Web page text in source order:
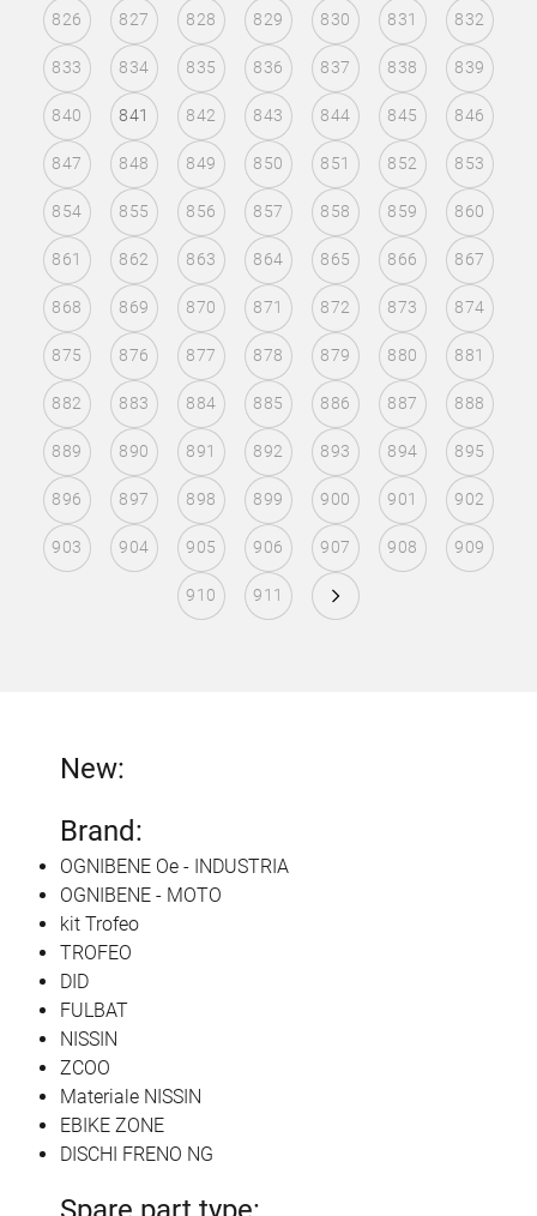
826 827 828 829 830 831 832
833 834 835 836 837 838 839
840 841 842 843 844 845 846
847 848 849 850 851 852 853
854 855 856 857 858 859 860
861 862 863 864 865 866 867
868 869 870 871 872 873 874
875 876 877 878 879 880 881
882 883 884 885 886 887 888
889 890 891 892 893 894 895
896 897 898 899 900 901 902
903 904 905 906 907 908 909
910 911
New:
Brand:
OGNIBENE Oe - INDUSTRIA
OGNIBENE - MOTO
kit Trofeo
TROFEO
DID
FULBAT
NISSIN
ZCOO
Materiale NISSIN
EBIKE ZONE
DISCHI FRENO NG